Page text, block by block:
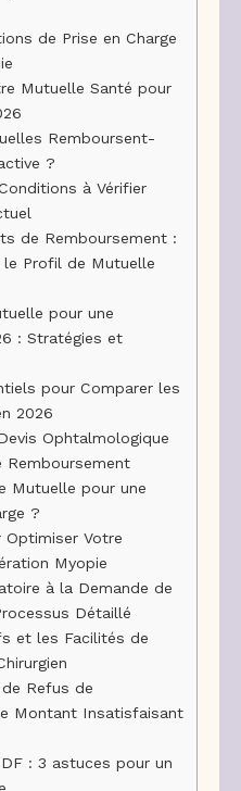
de Prise en Charge
Mutuelle Santé pour
Remboursent-
?
à Vérifier
de Remboursement :
le Profil de Mutuelle
pour une
: Stratégies et
pour Comparer les
2026
Ophtalmologique
Remboursement
Mutuelle pour une
?
Optimiser Votre
Myopie
à la Demande de
Détaillé
et les Facilités de
Refus de
Montant Insatisfaisant
: 3 astuces pour un